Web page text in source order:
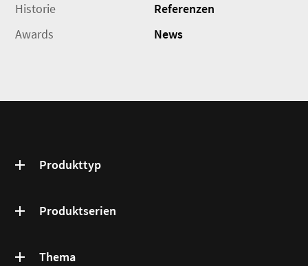
Historie
Awards
Referenzen
News
Produkttyp
Produktserien
Thema